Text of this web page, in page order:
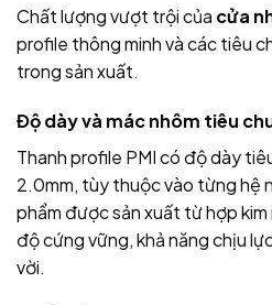
Chất lượng vượt trội của cửa
profile thông minh và các tiêu
trong sản xuất.
Độ dày và mác nhôm tiêu
Thanh profile PMI có độ dày
2.0mm, tùy thuộc vào từng hệ
phẩm được sản xuất từ hợp
độ cứng vững, khả năng chịu
vời.